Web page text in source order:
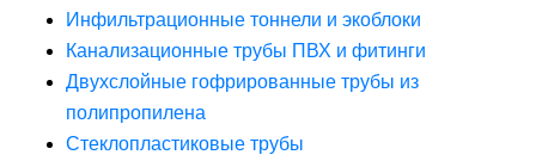
Инфильтрационные тоннели и экоблоки
Канализационные трубы ПВХ и фитинги
Двухслойные гофрированные трубы из
полипропилена
Стеклопластиковые трубы